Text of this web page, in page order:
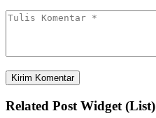
Related Post Widget (List)